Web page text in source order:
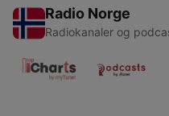
Radio Norge
Radiokanaler og